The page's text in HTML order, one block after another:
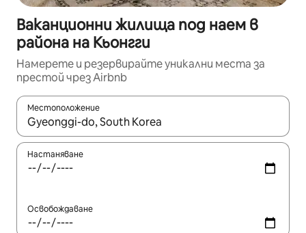
Ваканционни жилища под наем в
района на Кьонгги
Намерете и резервирайте уникални места за
престой чрез Airbnb
Местоположение
Когато резултатите се покажат, използвайте
Настаняване
Освобождаване